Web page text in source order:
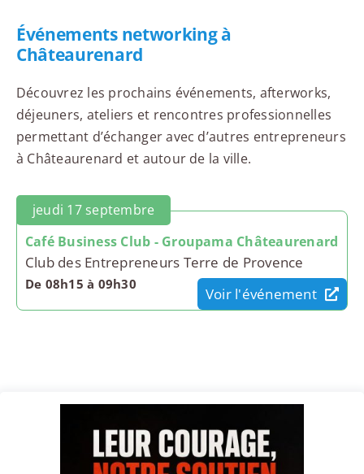
Événements networking à
Châteaurenard
Découvrez les prochains événements, afterworks,
déjeuners, ateliers et rencontres professionnelles
permettant d’échanger avec d’autres entrepreneurs
à Châteaurenard et autour de la ville.
jeudi 17 septembre
Café Business Club - Groupama Châteaurenard
Club des Entrepreneurs Terre de Provence
De 08h15 à 09h30
Voir l'événement